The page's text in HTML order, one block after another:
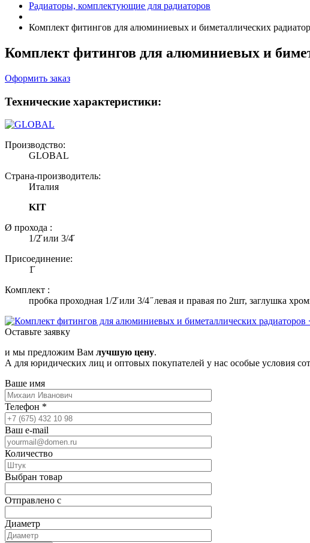
Радиаторы, комплектующие для радиаторов
Комплект фитингов для алюминиевых и биметаллических
Комплект фитингов для алюминиевых и
Оформить заказ
Технические характеристики:
Производство:
GLOBAL
Страна-производитель:
Италия
KIT
Ø прохода :
1/2̋ или 3/4̋
Присоединение:
1̋
Комплект :
пробка проходная 1/2̋ или 3/4 ̋ левая и правая по 2шт, заглушка
Оставьте заявку
и мы предложим Вам лучшую цену.
А для юридических лиц и оптовых покупателей у нас особые условия
Ваше имя
Телефон *
Ваш e-mail
Количество
Выбран товар
Отправлено с
Диаметр